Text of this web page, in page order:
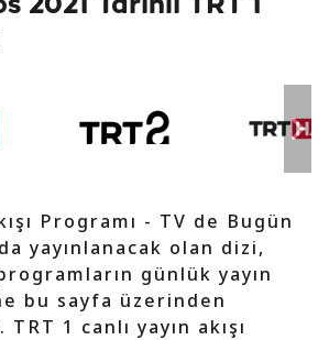
Programı - TV de Bugün
yayınlanacak olan dizi,
günlük yayın
bu sayfa üzerinden
1 canlı yayın akışı